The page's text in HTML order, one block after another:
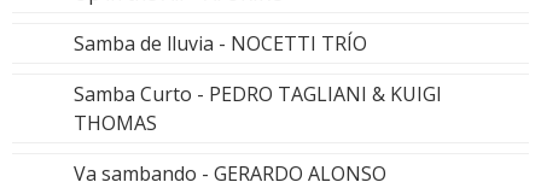
Samba de lluvia - NOCETTI TRÍO
Samba Curto - PEDRO TAGLIANI & KUIGI
THOMAS
Va sambando - GERARDO ALONSO